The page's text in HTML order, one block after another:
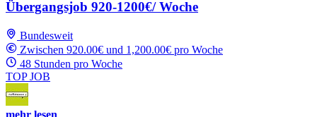
Übergangsjob 920-1200€/ Woche
Bundesweit
Zwischen 920.00€ und 1,200.00€ pro Woche
48 Stunden pro Woche
TOP JOB
mehr lesen